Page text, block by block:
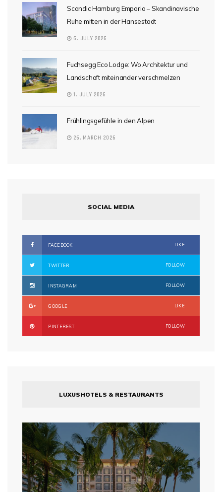
Scandic Hamburg Emporio – Skandinavische
Ruhe mitten in der Hansestadt
6. JULY 2026
Fuchsegg Eco Lodge: Wo Architektur und
Landschaft miteinander verschmelzen
1. JULY 2026
Frühlingsgefühle in den Alpen
26. MARCH 2026
SOCIAL MEDIA
FACEBOOK LIKE
TWITTER FOLLOW
INSTAGRAM FOLLOW
GOOGLE LIKE
PINTEREST FOLLOW
LUXUSHOTELS & RESTAURANTS